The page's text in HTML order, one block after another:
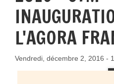
L'AGORA
Vendredi, décembre 2, 2016 -